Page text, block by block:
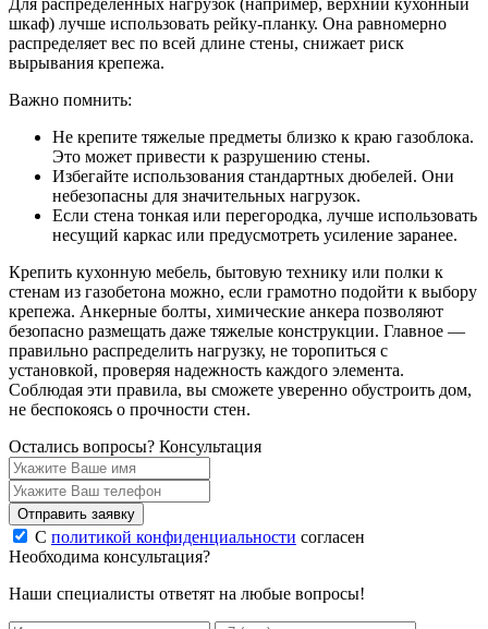
Для распределенных нагрузок (например, верхний кухонный
шкаф) лучше использовать рейку-планку. Она равномерно
распределяет вес по всей длине стены, снижает риск
вырывания крепежа.
Важно помнить:
Не крепите тяжелые предметы близко к краю газоблока.
Это может привести к разрушению стены.
Избегайте использования стандартных дюбелей. Они
небезопасны для значительных нагрузок.
Если стена тонкая или перегородка, лучше использовать
несущий каркас или предусмотреть усиление заранее.
Крепить кухонную мебель, бытовую технику или полки к
стенам из газобетона можно, если грамотно подойти к выбору
крепежа. Анкерные болты, химические анкера позволяют
безопасно размещать даже тяжелые конструкции. Главное —
правильно распределить нагрузку, не торопиться с
установкой, проверяя надежность каждого элемента.
Соблюдая эти правила, вы сможете уверенно обустроить дом,
не беспокоясь о прочности стен.
Остались вопросы? Консультация
Отправить заявку
С политикой конфиденциальности согласен
Необходима консультация?
Наши специалисты ответят на любые вопросы!